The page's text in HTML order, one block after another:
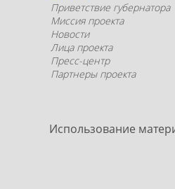
Приветствие губернатора
Миссия проекта
Новости
Лица проекта
Пресс-центр
Партнеры проекта
Использование